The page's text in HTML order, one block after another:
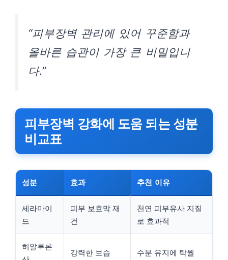
“피부장벽 관리에 있어 꾸준함과
올바른 습관이 가장 큰 비밀입니
다.”
피부장벽 강화에 도움 되는 성분
비교표
성분 효과 추천 이유
세라마이
드
피부 보호막 재
건
천연 피부유사 지질
로 효과적
히알루론
강력한 보습 수분 유지에 탁월